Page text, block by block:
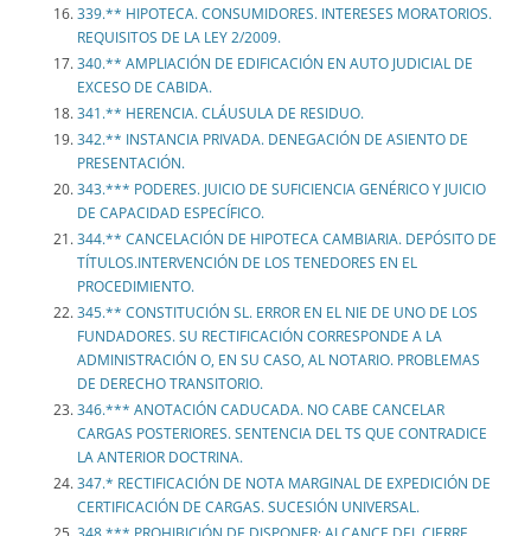
339.** HIPOTECA. CONSUMIDORES. INTERESES MORATORIOS.
REQUISITOS DE LA LEY 2/2009.
340.** AMPLIACIÓN DE EDIFICACIÓN EN AUTO JUDICIAL DE
EXCESO DE CABIDA.
341.** HERENCIA. CLÁUSULA DE RESIDUO.
342.** INSTANCIA PRIVADA. DENEGACIÓN DE ASIENTO DE
PRESENTACIÓN.
343.*** PODERES. JUICIO DE SUFICIENCIA GENÉRICO Y JUICIO
DE CAPACIDAD ESPECÍFICO.
344.** CANCELACIÓN DE HIPOTECA CAMBIARIA. DEPÓSITO DE
TÍTULOS.INTERVENCIÓN DE LOS TENEDORES EN EL
PROCEDIMIENTO.
345.** CONSTITUCIÓN SL. ERROR EN EL NIE DE UNO DE LOS
FUNDADORES. SU RECTIFICACIÓN CORRESPONDE A LA
ADMINISTRACIÓN O, EN SU CASO, AL NOTARIO. PROBLEMAS
DE DERECHO TRANSITORIO.
346.*** ANOTACIÓN CADUCADA. NO CABE CANCELAR
CARGAS POSTERIORES. SENTENCIA DEL TS QUE CONTRADICE
LA ANTERIOR DOCTRINA.
347.* RECTIFICACIÓN DE NOTA MARGINAL DE EXPEDICIÓN DE
CERTIFICACIÓN DE CARGAS. SUCESIÓN UNIVERSAL.